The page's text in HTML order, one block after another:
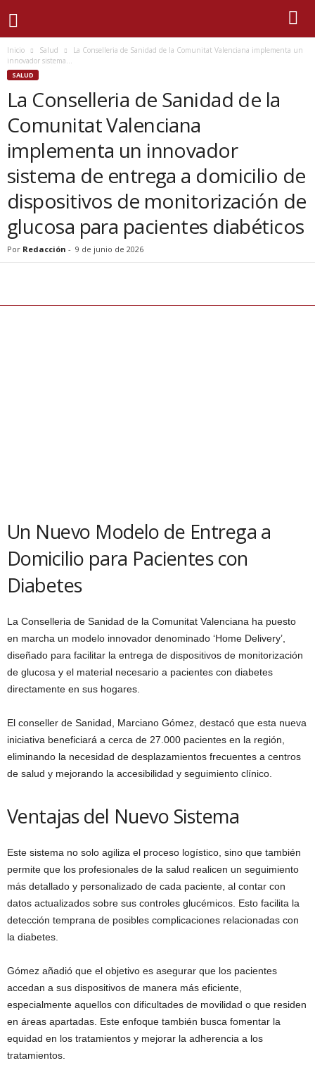
Inicio Salud
La Conselleria de Sanidad de la Comunitat Valenciana implementa un
innovador sistema...
SALUD
La Conselleria de Sanidad de la
Comunitat Valenciana
implementa un innovador
sistema de entrega a domicilio de
dispositivos de monitorización de
glucosa para pacientes diabéticos
Por Redacción - 9 de junio de 2026
Un Nuevo Modelo de Entrega a
Domicilio para Pacientes con
Diabetes
La Conselleria de Sanidad de la Comunitat Valenciana ha puesto
en marcha un modelo innovador denominado ‘Home Delivery’,
diseñado para facilitar la entrega de dispositivos de monitorización
de glucosa y el material necesario a pacientes con diabetes
directamente en sus hogares.
El conseller de Sanidad, Marciano Gómez, destacó que esta nueva
iniciativa beneficiará a cerca de 27.000 pacientes en la región,
eliminando la necesidad de desplazamientos frecuentes a centros
de salud y mejorando la accesibilidad y seguimiento clínico.
Ventajas del Nuevo Sistema
Este sistema no solo agiliza el proceso logístico, sino que también
permite que los profesionales de la salud realicen un seguimiento
más detallado y personalizado de cada paciente, al contar con
datos actualizados sobre sus controles glucémicos. Esto facilita la
detección temprana de posibles complicaciones relacionadas con
la diabetes.
Gómez añadió que el objetivo es asegurar que los pacientes
accedan a sus dispositivos de manera más eficiente,
especialmente aquellos con dificultades de movilidad o que residen
en áreas apartadas. Este enfoque también busca fomentar la
equidad en los tratamientos y mejorar la adherencia a los
tratamientos.